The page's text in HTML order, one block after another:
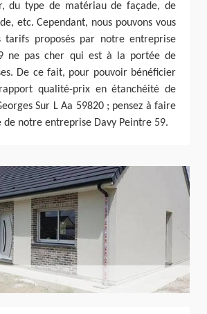
du type de matériau de façade, de
etc. Cependant, nous pouvons vous
tarifs proposés par notre entreprise
ne pas cher qui est à la portée de
De ce fait, pour pouvoir bénéficier
qualité-prix en étanchéité de
Sur L Aa 59820 ; pensez à faire
de notre entreprise Davy Peintre 59.